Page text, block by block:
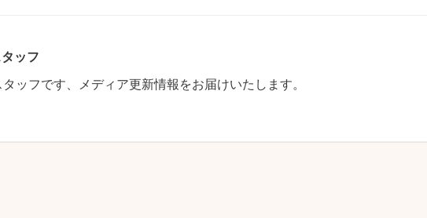
ッフ
ッフです、メディア更新情報をお届けいたします。